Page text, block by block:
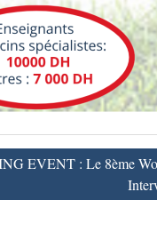
EVENT : Le 8ème